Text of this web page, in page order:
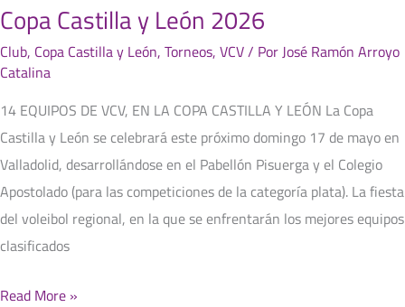
Copa Castilla y León 2026
Club, Copa Castilla y León, Torneos, VCV/ Por José Ramón Arroyo
Catalina
14 EQUIPOS DE VCV, EN LA COPA CASTILLA Y LEÓN La Copa
Castilla y León se celebrará este próximo domingo 17 de mayo en
Valladolid, desarrollándose en el Pabellón Pisuerga y el Colegio
Apostolado (para las competiciones de la categoría plata). La fiesta
del voleibol regional, en la que se enfrentarán los mejores equipos
clasificados
Read More »